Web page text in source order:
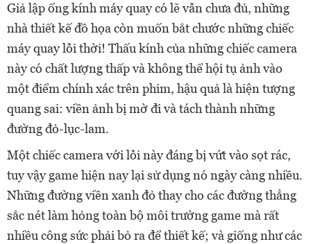
Giả lập ống kính máy quay có lẽ vẫn chưa đủ, những
nhà thiết kế đồ họa còn muốn bắt chước những chiếc
máy quay lỗi thời! Thấu kính của những chiếc camera
này có chất lượng thấp và không thể hội tụ ảnh vào
một điểm chính xác trên phim, hậu quả là hiện tượng
quang sai: viền ảnh bị mờ đi và tách thành những
đường đỏ-lục-lam.
Một chiếc camera với lỗi này đáng bị vứt vào sọt rác,
tuy vậy game hiện nay lại sử dụng nó ngày càng nhiều.
Những đường viền xanh đỏ thay cho các đường thẳng
sắc nét làm hỏng toàn bộ môi trường game mà rất
nhiều công sức phải bỏ ra để thiết kế; và giống như các